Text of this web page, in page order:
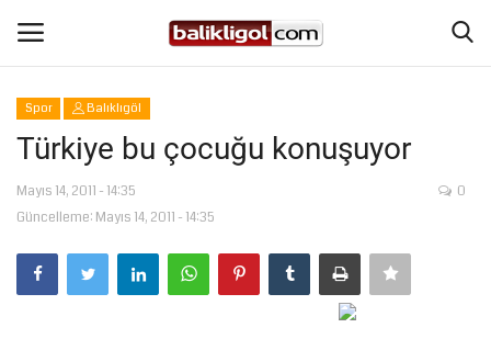
Giriş Yap
Anasayfa
Köşe Yazıları
Spor Balıklıgöl
Türkiye bu çocuğu konuşuyor
Mayıs 14, 2011 - 14:35
Güncelleme: Mayıs 14, 2011 - 14:35
0